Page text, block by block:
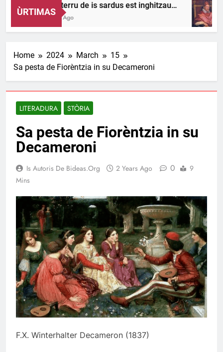
ÙRTIMAS
Su disterru de is sardus est inghitzau…
4 Hours Ago
Home 2024 March
15
Sa pesta de Fiorèntzia in su Decameroni
LITERADURA STÒRIA
Sa pesta de Fiorèntzia in su
Decameroni
Is Autoris De Bideas.org 2 Years Ago 0
9
Mins
F.X. Winterhalter Decameron (1837)